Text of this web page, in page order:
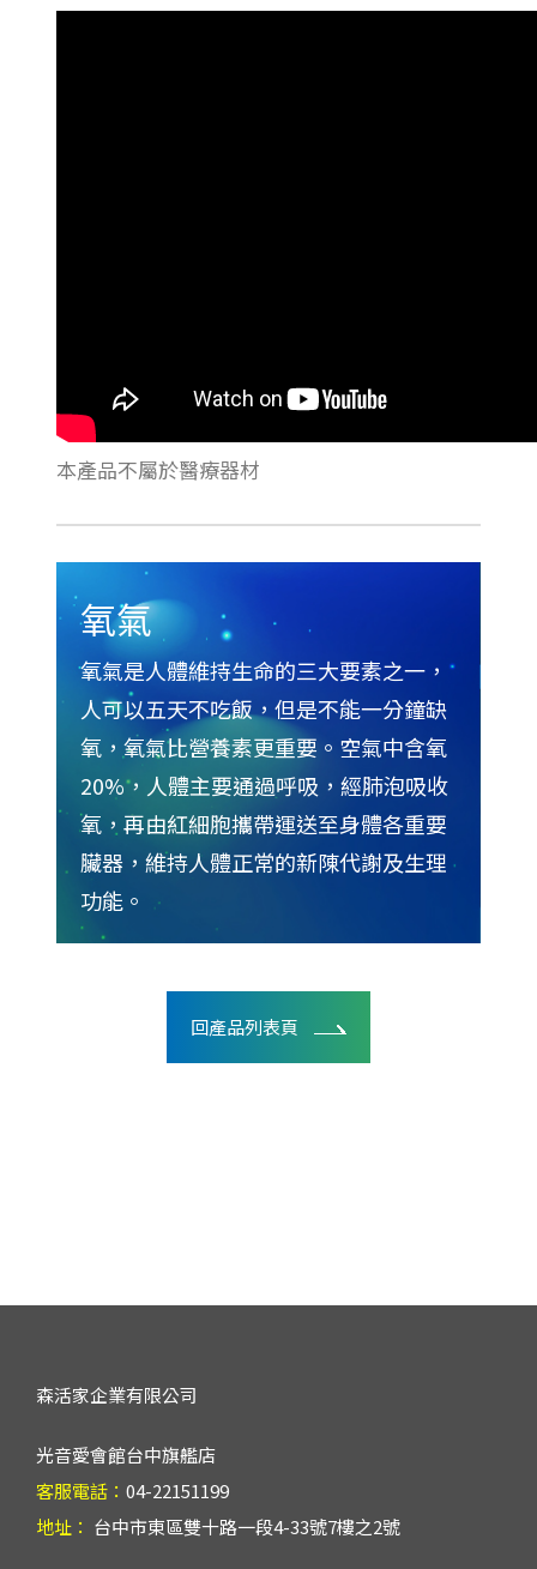
本產品不屬於醫療器材
氧氣
氧氣是人體維持生命的三大要素之一，
人可以五天不吃飯，但是不能一分鐘缺
氧，氧氣比營養素更重要。空氣中含氧
20%，人體主要通過呼吸，經肺泡吸收
氧，再由紅細胞攜帶運送至身體各重要
臟器，維持人體正常的新陳代謝及生理
功能。
回產品列表頁
森活家企業有限公司
光音愛會館台中旗艦店
客服電話： 04-22151199
地址： 台中市東區雙十路一段4-33號7樓之2號